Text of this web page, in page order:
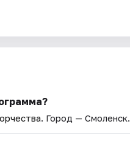
. Город — Смоленск.